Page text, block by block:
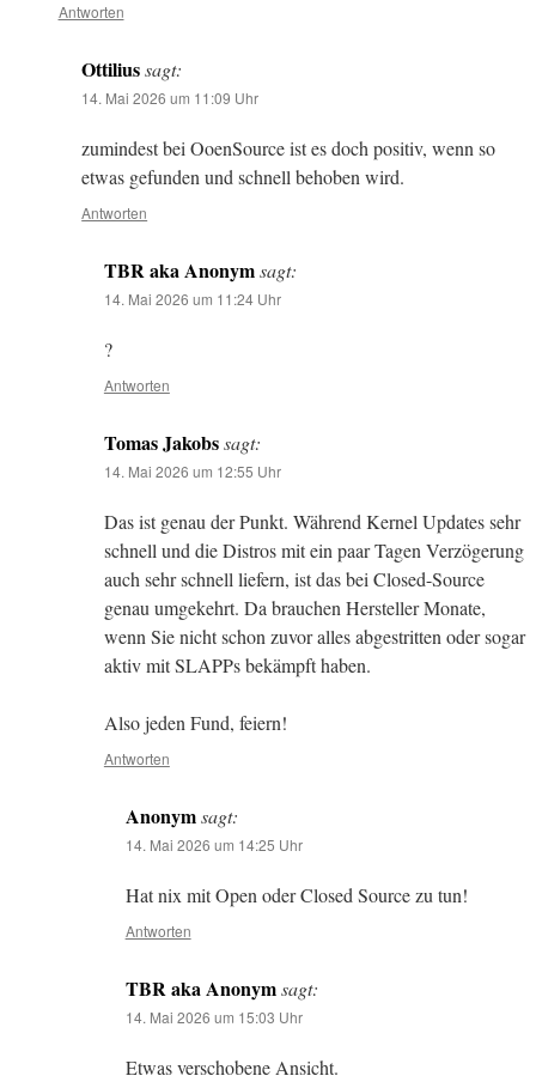
Antworten
Ottiliussagt:
14. Mai 2026 um 11:09 Uhr
zumindest bei OoenSource ist es doch positiv, wenn so
etwas gefunden und schnell behoben wird.
Antworten
TBR aka Anonymsagt:
14. Mai 2026 um 11:24 Uhr
?
Antworten
Tomas Jakobssagt:
14. Mai 2026 um 12:55 Uhr
Das ist genau der Punkt. Während Kernel Updates sehr
schnell und die Distros mit ein paar Tagen Verzögerung
auch sehr schnell liefern, ist das bei Closed-Source
genau umgekehrt. Da brauchen Hersteller Monate,
wenn Sie nicht schon zuvor alles abgestritten oder sogar
aktiv mit SLAPPs bekämpft haben.
Also jeden Fund, feiern!
Antworten
Anonym sagt:
14. Mai 2026 um 14:25 Uhr
Hat nix mit Open oder Closed Source zu tun!
Antworten
TBR aka Anonym sagt:
14. Mai 2026 um 15:03 Uhr
Etwas verschobene Ansicht.